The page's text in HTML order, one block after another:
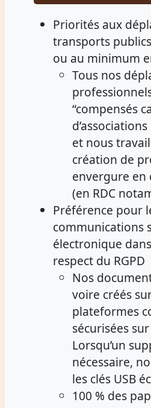
Priorités aux
transports
ou au minimum
Tous nos
“compensés
et nous
création de
envergure
(en RDC
Préférence pour
communications
électronique
respect du RGPD
Nos
voire créés
plateformes
sécurisées
Lorsqu’un
nécessaire,
les clés USB
100 % des